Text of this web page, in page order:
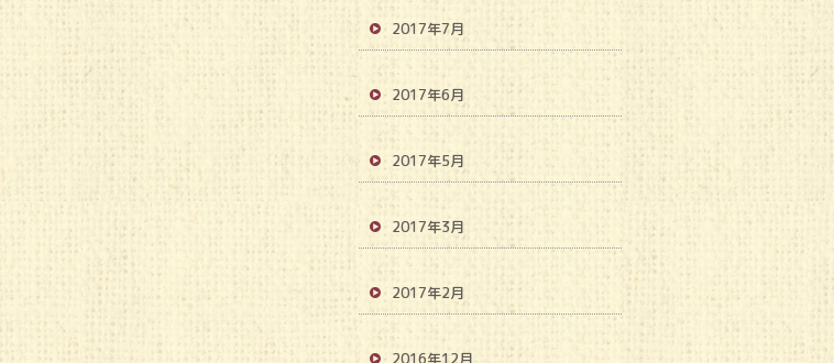
2017年7月
2017年6月
2017年5月
2017年3月
2017年2月
2016年12月